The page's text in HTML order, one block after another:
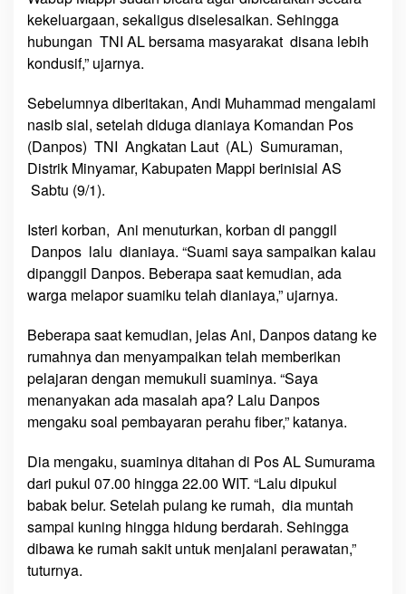
u
m
a
n
M
p
i
kekeluargaan, sekaligus diselesaikan. Sehingga
hubungan TNI AL bersama masyarakat disana lebih
kondusif,” ujarnya.
Sebelumnya diberitakan, Andi Muhammad mengalami
nasib sial, setelah diduga dianiaya Komandan Pos
(Danpos) TNI Angkatan Laut (AL) Sumuraman,
Distrik Minyamar, Kabupaten Mappi berinisial AS
Sabtu (9/1).
Isteri korban, Ani menuturkan, korban di panggil
Danpos lalu dianiaya. “Suami saya sampaikan kalau
dipanggil Danpos. Beberapa saat kemudian, ada
warga melapor suamiku telah dianiaya,” ujarnya.
Beberapa saat kemudian, jelas Ani, Danpos datang ke
rumahnya dan menyampaikan telah memberikan
pelajaran dengan memukuli suaminya. “Saya
menanyakan ada masalah apa? Lalu Danpos
mengaku soal pembayaran perahu fiber,” katanya.
Dia mengaku, suaminya ditahan di Pos AL Sumurama
dari pukul 07.00 hingga 22.00 WIT. “Lalu dipukul
babak belur. Setelah pulang ke rumah, dia muntah
sampai kuning hingga hidung berdarah. Sehingga
dibawa ke rumah sakit untuk menjalani perawatan,”
tuturnya.